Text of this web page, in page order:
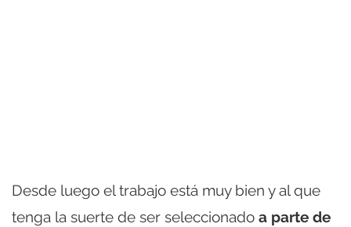
Desde luego el trabajo está muy bien y al que
tenga la suerte de ser seleccionado a parte de